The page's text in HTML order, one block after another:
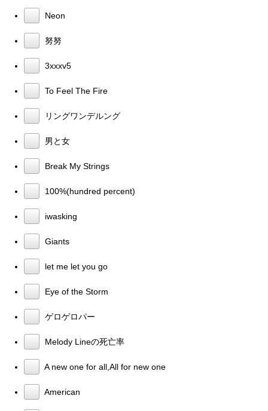
Neon
努努
3xxxv5
To Feel The Fire
リングワンデルング
男と女
Break My Strings
100%(hundred percent)
iwasking
Giants
let me let you go
Eye of the Storm
ゲロゲロパー
Melody Lineの死亡率
A new one for all,All for new one
American